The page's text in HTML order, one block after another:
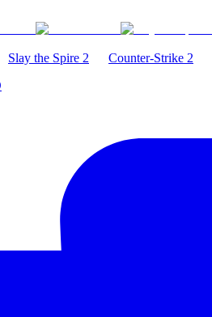
Slay the Spire 2 Counter-Strike 2